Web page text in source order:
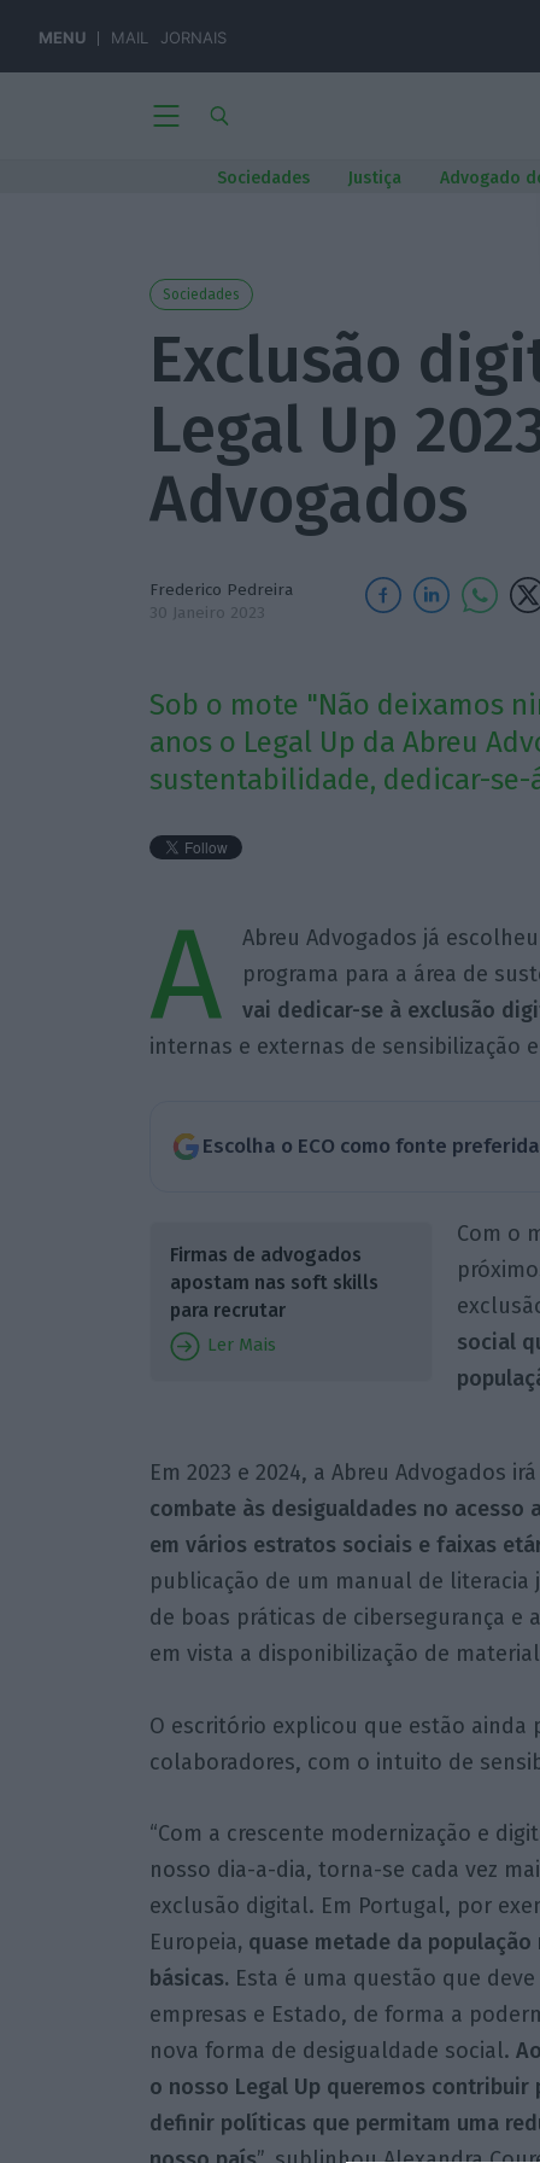
MENU MAIL JORNAIS
Sociedades Justiça Advogado
Sociedades
Exclusão
Legal Up
Advogados
Frederico Pedreira
30 Janeiro 2023
Sob o mote "Não deixamos
anos o Legal Up da Abreu
sustentabilidade, dedicar-se-
A
Abreu Advogados já
programa para a área de
vai dedicar-se à exclusão
internas e externas de sensibilização
Escolha o ECO como fonte
Firmas de advogados
apostam nas soft skills
para recrutar
Ler Mais
Com o
social
Em 2023 e 2024, a Abreu Advogados
combate às desigualdades no acesso
em vários estratos sociais e faixas
publicação de um manual de
de boas práticas de cibersegurança e
em vista a disponibilização de
O escritório explicou que estão ainda
colaboradores, com o intuito de
“Com a crescente modernização e
nosso dia-a-dia, torna-se cada vez
exclusão digital. Em Portugal, por
Europeia, quase metade da
básicas. Esta é uma questão que
empresas e Estado, de forma a
nova forma de desigualdade social.
o nosso Legal Up queremos
definir políticas que permitam uma